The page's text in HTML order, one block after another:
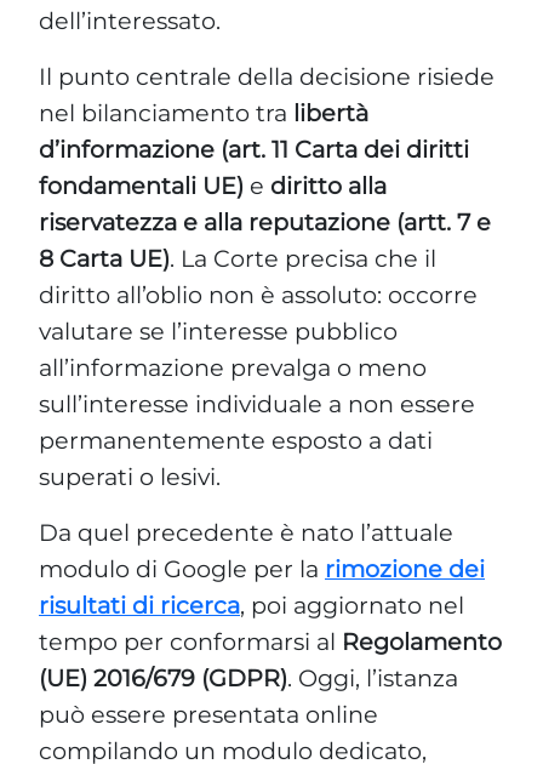
dell’interessato.
Il punto centrale della decisione risiede
nel bilanciamento tra libertà
d’informazione (art. 11 Carta dei diritti
fondamentali UE) e diritto alla
riservatezza e alla reputazione (artt. 7 e
8 Carta UE). La Corte precisa che il
diritto all’oblio non è assoluto: occorre
valutare se l’interesse pubblico
all’informazione prevalga o meno
sull’interesse individuale a non essere
permanentemente esposto a dati
superati o lesivi.
Da quel precedente è nato l’attuale
modulo di Google per la rimozione dei
risultati di ricerca, poi aggiornato nel
tempo per conformarsi al Regolamento
(UE) 2016/679 (GDPR). Oggi, l’istanza
può essere presentata online
compilando un modulo dedicato,